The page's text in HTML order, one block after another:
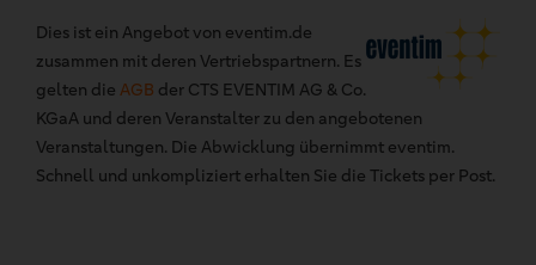
Dies ist ein Angebot von eventim.de
zusammen mit deren Vertriebspartnern. Es
gelten die AGB der CTS EVENTIM AG & Co.
KGaA und deren Veranstalter zu den angebotenen
Veranstaltungen. Die Abwicklung übernimmt eventim.
Schnell und unkompliziert erhalten Sie die Tickets per Post.